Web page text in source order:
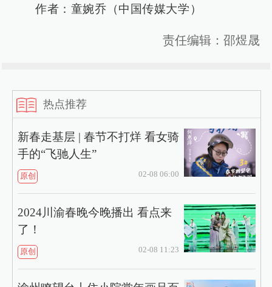
作者：童婉乔（中国传媒大学）
责任编辑：邵煜晟
热点推荐
新春走基层 | 春节不打烊 看女骑
手的“飞驰人生”
原创 02-08 06:00
2024川渝春晚今晚播出 看点来
了！
原创 02-08 11:23